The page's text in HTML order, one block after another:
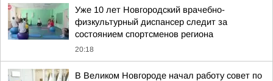
Уже 10 лет Новгородский врачебно-
физкультурный диспансер следит за
состоянием спортсменов региона
20:18
В Великом Новгороде начал работу совет по